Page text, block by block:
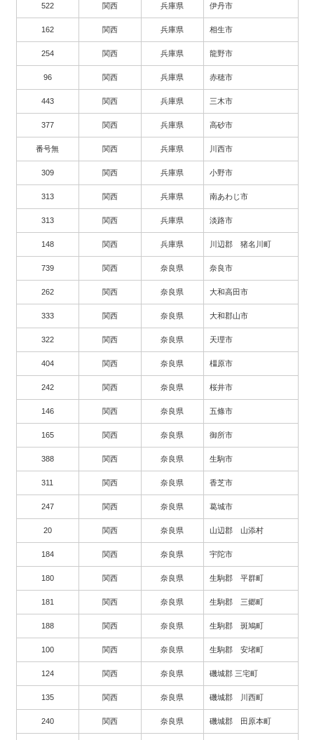
522 関西 兵庫県 伊丹市
162 関西 兵庫県 相生市
254 関西 兵庫県 龍野市
96 関西 兵庫県 赤穂市
443 関西 兵庫県 三木市
377 関西 兵庫県 高砂市
番号無 関西 兵庫県 川西市
309 関西 兵庫県 小野市
313 関西 兵庫県 南あわじ市
313 関西 兵庫県 淡路市
148 関西 兵庫県 川辺郡 猪名川町
739 関西 奈良県 奈良市
262 関西 奈良県 大和高田市
333 関西 奈良県 大和郡山市
322 関西 奈良県 天理市
404 関西 奈良県 橿原市
242 関西 奈良県 桜井市
146 関西 奈良県 五條市
165 関西 奈良県 御所市
388 関西 奈良県 生駒市
311 関西 奈良県 香芝市
247 関西 奈良県 葛城市
20 関西 奈良県 山辺郡 山添村
184 関西 奈良県 宇陀市
180 関西 奈良県 生駒郡 平群町
181 関西 奈良県 生駒郡 三郷町
188 関西 奈良県 生駒郡 斑鳩町
100 関西 奈良県 生駒郡 安堵町
124 関西 奈良県 磯城郡 三宅町
135 関西 奈良県 磯城郡 川西町
240 関西 奈良県 磯城郡 田原本町